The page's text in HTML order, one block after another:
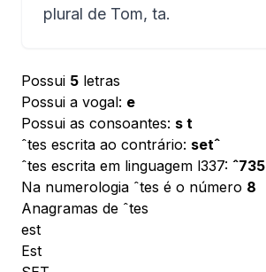
plural de Tom, ta.
Possui 5 letras
Possui a vogal: e
Possui as consoantes: s t
ˆtes escrita ao contrário: setˆ
ˆtes escrita em linguagem l337: ˆ735
Na numerologia ˆtes é o número 8
Anagramas de ˆtes
est
Est